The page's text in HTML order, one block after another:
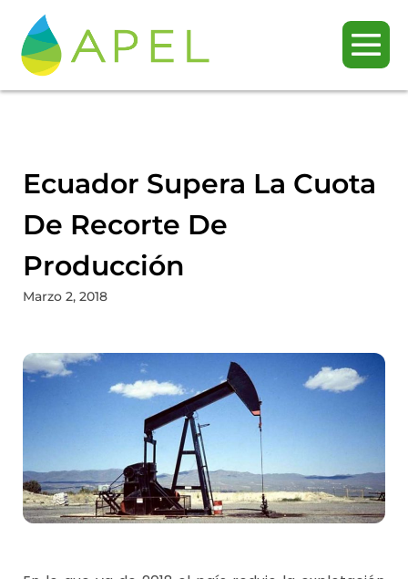
Ecuador Supera La Cuota
De Recorte De
Producción
Marzo 2, 2018